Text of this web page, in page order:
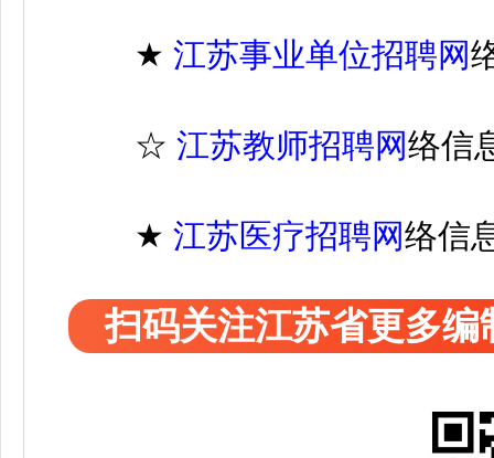
★ 江苏事业单位招聘网
☆ 江苏教师招聘网络信
★ 江苏医疗招聘网络信
扫码关注江苏省更多